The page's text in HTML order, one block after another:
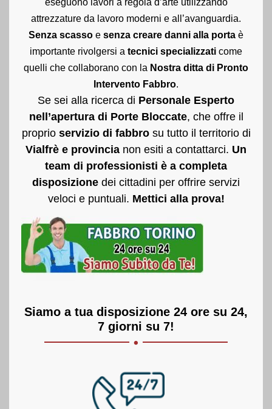
eseguono lavori a regola d’arte utilizzando
attrezzature da lavoro moderni e all’avanguardia.
Senza scasso e senza creare danni alla porta è
importante rivolgersi a tecnici specializzati come
quelli che collaborano con la Nostra ditta di Pronto
Intervento Fabbro.
Se sei alla ricerca di Personale Esperto
nell’apertura di Porte Bloccate, che offre il
proprio servizio di fabbrosu tutto il territorio di
Vialfrè e provincia non esiti a contattarci. Un
team di professionisti è a completa
disposizione dei cittadini per offrire servizi
veloci e puntuali. Mettici alla prova!
Siamo a tua disposizione 24 ore su 24,
7 giorni su 7!
.